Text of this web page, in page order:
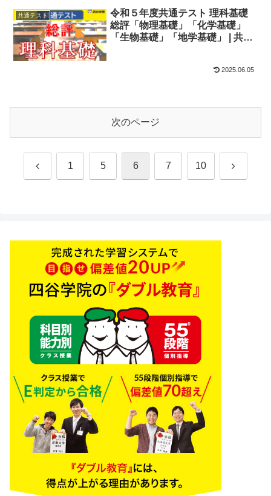
共通テスト
令和５年度共通テスト 理科基礎
総評「物理基礎」「化学基礎」
「生物基礎」「地学基礎」 | 共通
2025.06.05
次のページ
前 1 5 6 7 10 次